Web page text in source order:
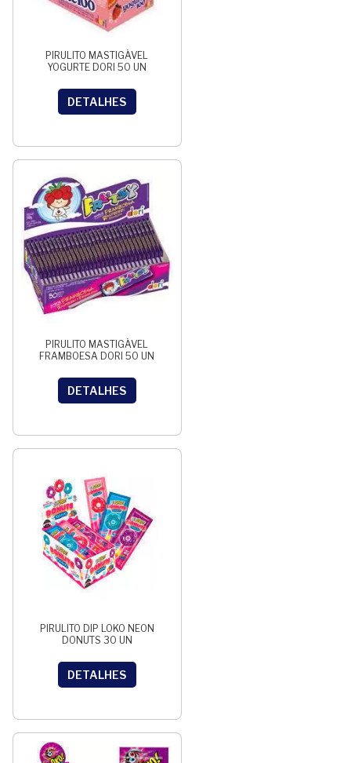
PIRULITO MASTIGÁVEL
YOGURTE DORI 50 UN
DETALHES
PIRULITO MASTIGÁVEL
FRAMBOESA DORI 50 UN
DETALHES
PIRULITO DIP LOKO NEON
DONUTS 30 UN
DETALHES